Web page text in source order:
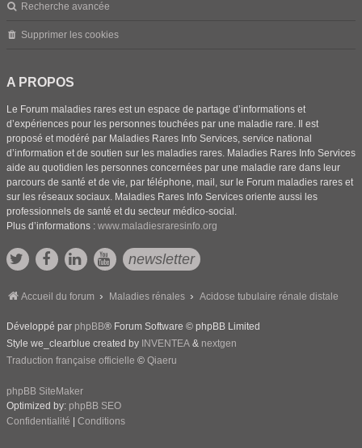
Recherche avancée
Supprimer les cookies
A PROPOS
Le Forum maladies rares est un espace de partage d’informations et
d’expériences pour les personnes touchées par une maladie rare. Il est
proposé et modéré par Maladies Rares Info Services, service national
d’information et de soutien sur les maladies rares. Maladies Rares Info Services
aide au quotidien les personnes concernées par une maladie rare dans leur
parcours de santé et de vie, par téléphone, mail, sur le Forum maladies rares et
sur les réseaux sociaux. Maladies Rares Info Services oriente aussi les
professionnels de santé et du secteur médico-social.
Plus d’informations : www.maladiesraresinfo.org
newsletter
Accueil du forum Maladies rénales Acidose tubulaire rénale distale
Développé par phpBB® Forum Software © phpBB Limited
Style we_clearblue created by INVENTEA & nextgen
Traduction française officielle © Qiaeru
phpBB SiteMaker
Optimized by: phpBB SEO
Confidentialité
Conditions